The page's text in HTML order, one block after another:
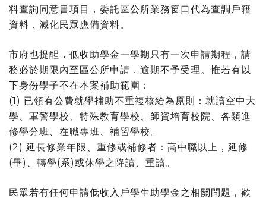
料查詢同意書項目，委託區公所業務窗口代為查調戶籍
資料，減化民眾應備資料。
市府也提醒，低收助學金一學期只有一次申請期程，請
務必於期限內至區公所申請，逾期不予受理。惟若有以
下身份學子不在本案補助範圍：
(1) 已領有公費就學補助不重複核給為原則：就讀空中大
學、軍警學校、特殊教育學校、師資培育校院、各類進
修學分班、在職專班、補習學校。
(2) 延長修業年限、重修或補修者：高中職以上，延修
(畢)、轉學(系)或休學之降讀、重讀。
民眾若有任何申請低收入戶學生助學金之相關問題，歡